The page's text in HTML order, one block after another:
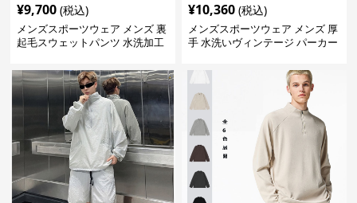
¥9,700 (税込)
メンズスポーツウェア メンズ 裏
起毛スウェットパンツ 水洗加工
¥10,360 (税込)
メンズスポーツウェア メンズ 厚
手 水洗いヴィンテージ パーカー